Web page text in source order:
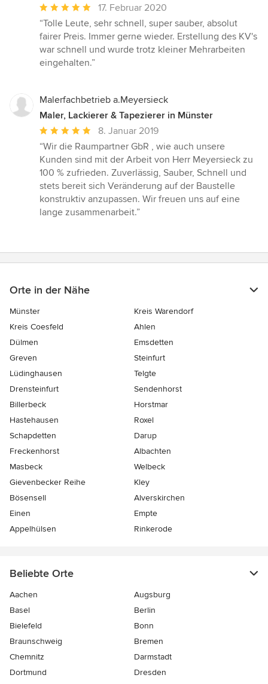
Durchschnittliche
Bewertung:
5
von
5
17. Februar 2020
“Tolle Leute, sehr schnell, super sauber, absolut
fairer Preis. Immer gerne wieder. Erstellung des KV's
war schnell und wurde trotz kleiner Mehrarbeiten
eingehalten.”
Malerfachbetrieb a.Meyersieck
Maler, Lackierer & Tapezierer in Münster
Durchschnittliche
Bewertung:
5
von
5
Sternen
8. Januar 2019
“Wir die Raumpartner GbR , wie auch unsere
Kunden sind mit der Arbeit von Herr Meyersieck zu
100 % zufrieden. Zuverlässig, Sauber, Schnell und
stets bereit sich Veränderung auf der Baustelle
konstruktiv anzupassen. Wir freuen uns auf eine
lange zusammenarbeit.”
Orte in der Nähe
Münster
Kreis Warendorf
Kreis Coesfeld
Ahlen
Dülmen
Emsdetten
Greven
Steinfurt
Lüdinghausen
Telgte
Drensteinfurt
Sendenhorst
Billerbeck
Horstmar
Hastehausen
Roxel
Schapdetten
Darup
Freckenhorst
Albachten
Masbeck
Welbeck
Gievenbecker Reihe
Kley
Bösensell
Alverskirchen
Einen
Empte
Appelhülsen
Rinkerode
Beliebte Orte
Aachen
Augsburg
Basel
Berlin
Bielefeld
Bonn
Braunschweig
Bremen
Chemnitz
Darmstadt
Dortmund
Dresden